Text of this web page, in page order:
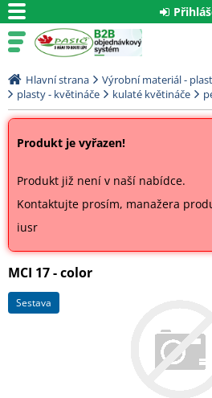
Hlavní strana
Výrobní materiál -
plasty - květináče
kulaté květináče
Produkt je vyřazen!
Produkt již není v naší nabídce.
Kontaktujte prosím, manažera
iusr
MCI 17 - color
sestava